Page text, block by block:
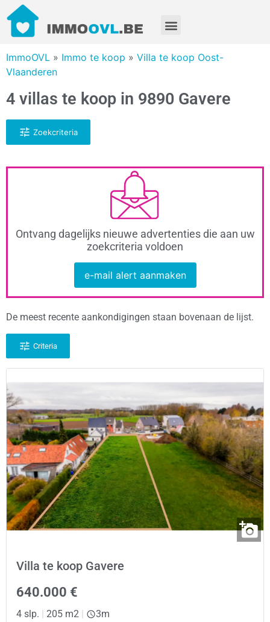
ImmoOVL » Immo te koop » Villa te koop Oost-
Vlaanderen
4 villas te koop in 9890 Gavere
Zoekcriteria
Ontvang dagelijks nieuwe advertenties die aan uw
zoekcriteria voldoen
e-mail alert aanmaken
De meest recente aankondigingen staan bovenaan de lijst.
Criteria
Villa te koop Gavere
640.000 €
4 slp. 205 m2 3m